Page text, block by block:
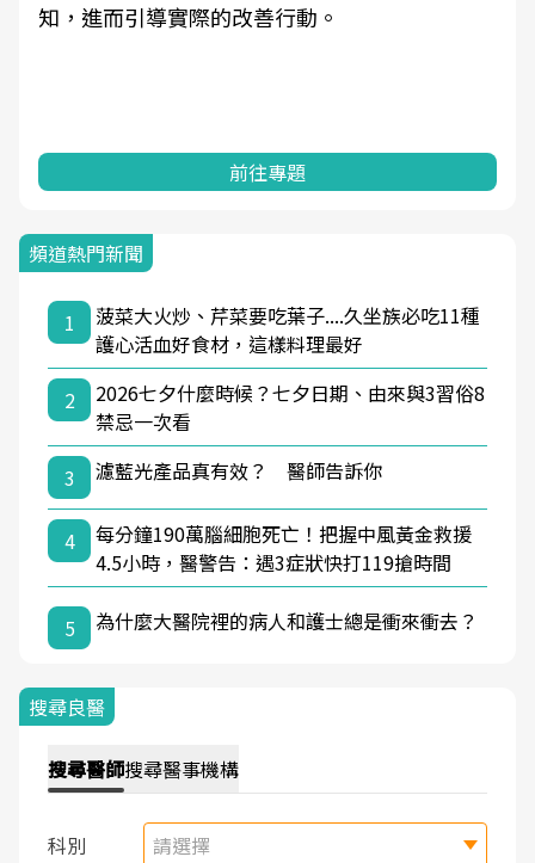
知，進而引導實際的改善行動。
前往專題
頻道熱門新聞
1
菠菜大火炒、芹菜要吃葉子....久坐族必吃11種
護心活血好食材，這樣料理最好
2
2026七夕什麼時候？七夕日期、由來與3習俗8
禁忌一次看
3
濾藍光產品真有效？ 醫師告訴你
4
每分鐘190萬腦細胞死亡！把握中風黃金救援
4.5小時，醫警告：遇3症狀快打119搶時間
5 為什麼大醫院裡的病人和護士總是衝來衝去？
搜尋良醫
搜尋醫師搜尋醫事機構
科別 請選擇